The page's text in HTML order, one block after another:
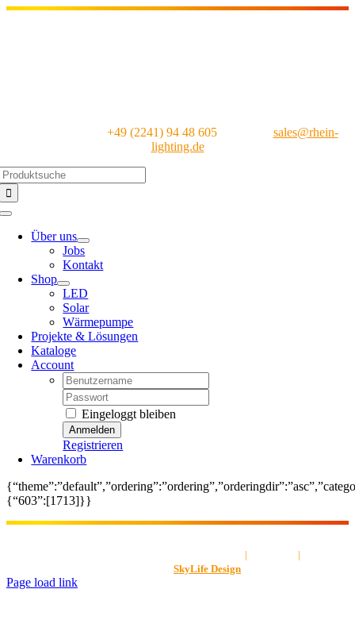
Skip
+49 (2241) 94 48 605|
sales@rhein-
lighting.de
Toggle
NavigationÜber uns
Jobs
Kontakt
Shop
LED
Solar
Wärmepumpe
Projekte & Lösungen
Kataloge
Account
Username:
Password:
Eingeloggt bleiben
Registrieren
Warenkorb
{“603”:[1713]}}
| |
SkyLife Design
Page load link